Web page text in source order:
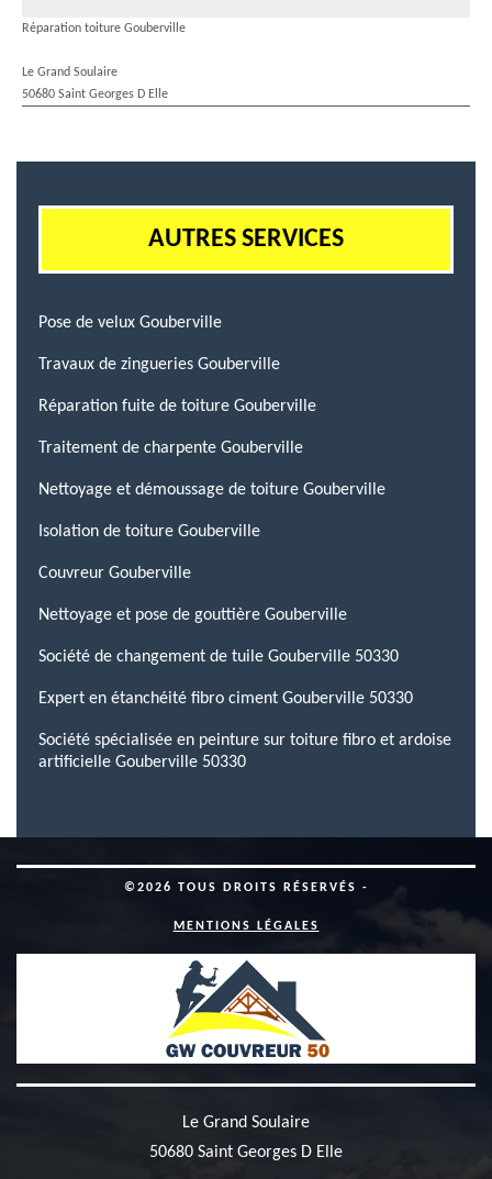
Réparation toiture Gouberville
Le Grand Soulaire
50680 Saint Georges D Elle
AUTRES SERVICES
Pose de velux Gouberville
Travaux de zingueries Gouberville
Réparation fuite de toiture Gouberville
Traitement de charpente Gouberville
Nettoyage et démoussage de toiture Gouberville
Isolation de toiture Gouberville
Couvreur Gouberville
Nettoyage et pose de gouttière Gouberville
Société de changement de tuile Gouberville 50330
Expert en étanchéité fibro ciment Gouberville 50330
Société spécialisée en peinture sur toiture fibro et ardoise
artificielle Gouberville 50330
©2026 TOUS DROITS RÉSERVÉS -
MENTIONS LÉGALES
Le Grand Soulaire
50680 Saint Georges D Elle